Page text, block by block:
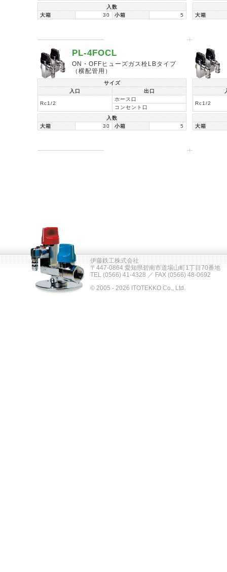
入数
大箱
30 小箱 5 大箱
PL-4FOCL
ON・OFFヒューズガス栓LBタイプ
（横配管用）
サイズ
入口
出口
Rc1/2
ホース口
コンセント口
入数
大箱
30 小箱 5
Rc1/2
大箱
伊藤鉄工株式会社
〒447-0864 愛知県碧南市道場山町1丁目70番地
TEL (0566) 41-4328 ／ FAX (0566) 48-0692
© 2005 - 2026 ITOTEKKO Co., Ltd.